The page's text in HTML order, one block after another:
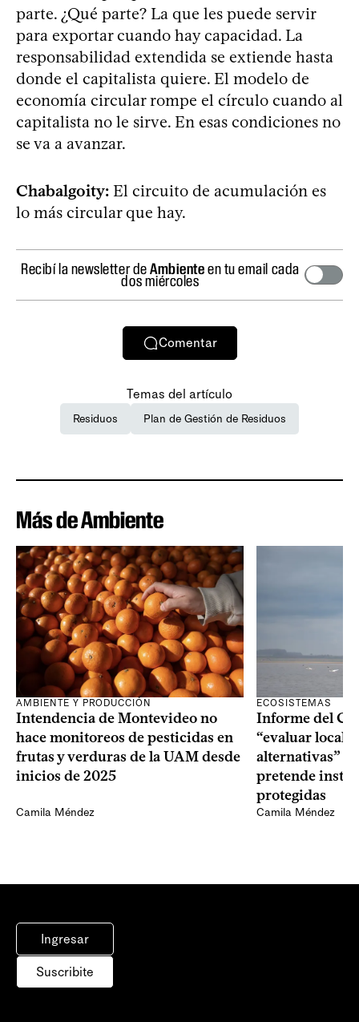
parte. ¿Qué parte? La que les puede servir
para exportar cuando hay capacidad. La
responsabilidad extendida se extiende hasta
donde el capitalista quiere. El modelo de
economía circular rompe el círculo cuando al
capitalista no le sirve. En esas condiciones no
se va a avanzar.
Chabalgoity: El circuito de acumulación es
lo más circular que hay.
Recibí la newsletter deAmbienteen tu email cada
dos miércoles
Comentar
Temas del artículo
Residuos Plan de Gestión de Residuos
Más de Ambiente
AMBIENTE Y PRODUCCIÓN
Intendencia de Montevideo no
hace monitoreos de pesticidas en
frutas y verduras de la UAM desde
inicios de 2025
Camila Méndez
ECOSISTEMAS
Informe del
“evaluar
alternativas”
pretende
protegidas
Camila Méndez
Ingresar
Suscribite